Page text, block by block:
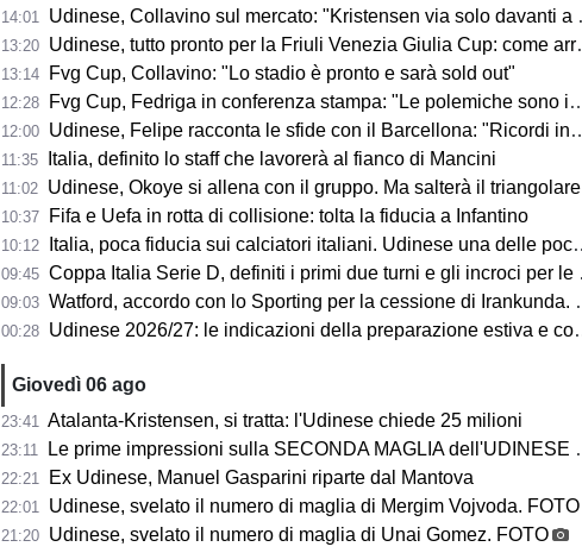
14:01 Udinese, Collavino sul mercato: "Kristensen via solo davanti a un'offerta irrinunciabile. Portiere? Stiamo lavorando"
13:20 Udinese, tutto pronto per la Friuli Venezia Giulia Cup: come arrivano Barcellona e Nottingham?
13:14 Fvg Cup, Collavino: "Lo stadio è pronto e sarà sold out"
12:28 Fvg Cup, Fedriga in conferenza stampa: "Le polemiche sono inutili"
12:00 Udinese, Felipe racconta le sfide con il Barcellona: "Ricordi indelebili"
11:35 Italia, definito lo staff che lavorerà al fianco di Mancini
11:02 Udinese, Okoye si allena con il gruppo. Ma salterà il triangolare
10:37 Fifa e Uefa in rotta di collisione: tolta la fiducia a Infantino
10:12 Italia, poca fiducia sui calciatori italiani. Udinese una delle poche eccezioni
09:45 Coppa Italia Serie D, definiti i primi due turni e gli incroci per le friulane
09:03 Watford, accordo con lo Sporting per la cessione di Irankunda. Le cifre
00:28 Udinese 2026/27: le indicazioni della preparazione estiva e cosa ci dicono sul campionato in arrivo
Giovedì 06 ago
23:41 Atalanta-Kristensen, si tratta: l'Udinese chiede 25 milioni
23:11 Le prime impressioni sulla SECONDA MAGLIA dell'UDINESE 2026/2027
22:21 Ex Udinese, Manuel Gasparini riparte dal Mantova
22:01 Udinese, svelato il numero di maglia di Mergim Vojvoda. FOTO
21:20 Udinese, svelato il numero di maglia di Unai Gomez. FOTO